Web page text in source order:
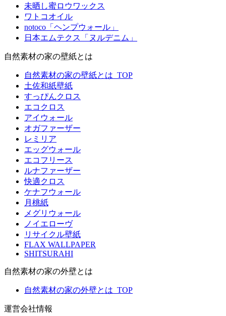
未晒し蜜ロウワックス
ワトコオイル
notoco「ヘンプウォール」
日本エムテクス「ヌルデニム」
自然素材の家の壁紙とは
自然素材の家の壁紙とは_TOP
土佐和紙壁紙
すっぴんクロス
エコクロス
アイウォール
オガファーザー
レミリア
エッグウォール
エコフリース
ルナファーザー
快適クロス
ケナフウォール
月桃紙
メグリウォール
ノイエローヴ
リサイクル壁紙
FLAX WALLPAPER
SHITSURAHI
自然素材の家の外壁とは
自然素材の家の外壁とは_TOP
運営会社情報